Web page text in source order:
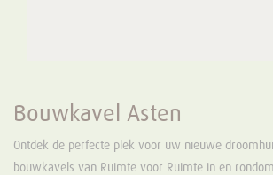
Bouwkavel Asten
Ontdek de perfecte plek voor uw nieuwe
bouwkavels van Ruimte voor Ruimte in en